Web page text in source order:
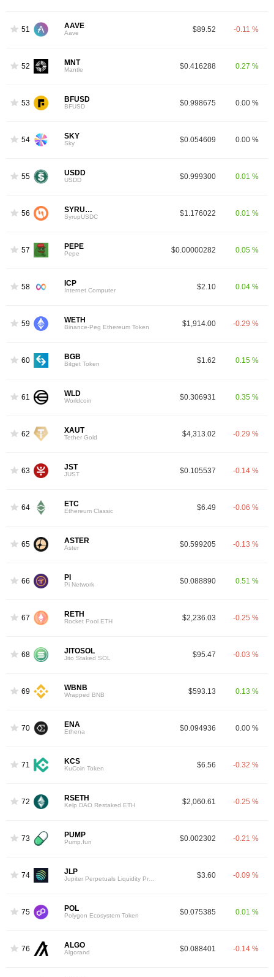
51 AAVE
Aave $89.52 -0.11 %
52 MNT
Mantle $0.416288 0.27 %
53 BFUSD
BFUSD $0.998675 0.00 %
54 SKY
Sky $0.054609 0.00 %
55 USDD
USDD $0.999300 0.01 %
56 SYRUPUSDC
SyrupUSDC $1.176022 0.01 %
57 PEPE
Pepe $0.00000282 0.05 %
58 ICP
Internet Computer $2.10 0.04 %
59 WETH
Binance-Peg Ethereum Token $1,914.00 -0.29 %
60 BGB
Bitget Token $1.62 0.15 %
61 WLD
Worldcoin $0.306931 0.35 %
62 XAUT
Tether Gold $4,313.02 -0.29 %
63 JST
JUST $0.105537 -0.14 %
64 ETC
Ethereum Classic $6.49 -0.06 %
65 ASTER
Aster $0.599205 -0.13 %
66 PI
Pi Network $0.088890 0.51 %
67 RETH
Rocket Pool ETH $2,236.03 -0.25 %
68 JITOSOL
Jito Staked SOL $95.47 -0.03 %
69 WBNB
Wrapped BNB $593.13 0.13 %
70 ENA
Ethena $0.094936 0.00 %
71 KCS
KuCoin Token $6.56 -0.32 %
72 RSETH
Kelp DAO Restaked ETH $2,060.61 -0.25 %
73 PUMP
Pump.fun $0.002302 -0.21 %
74 JLP $3.60 -0.09 %
75 POL
Polygon Ecosystem Token $0.075385 0.01 %
76 ALGO
Algorand $0.088401 -0.14 %